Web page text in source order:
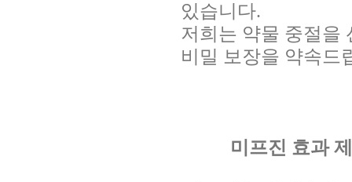
있습니다.
저희는 약물 중절을
비밀 보장을 약속드
미프진 효과